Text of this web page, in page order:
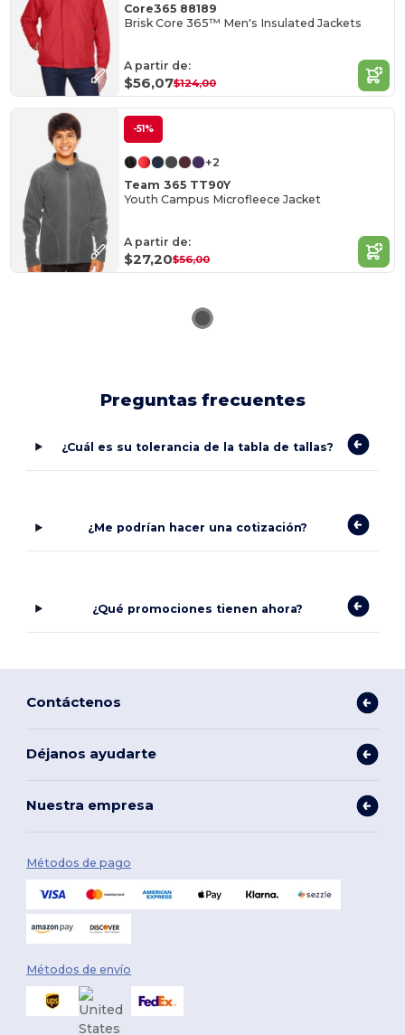
Core365 88189
Brisk Core 365™ Men's Insulated Jackets
A partir de:
$56,07$124,00
-51%
+2
Team 365 TT90Y
Youth Campus Microfleece Jacket
A partir de:
$27,20$56,00
Preguntas frecuentes
¿Cuál es su tolerancia de la tabla de tallas?
¿Me podrían hacer una cotización?
¿Qué promociones tienen ahora?
Contáctenos
Déjanos ayudarte
Nuestra empresa
Métodos de pago
Métodos de envío